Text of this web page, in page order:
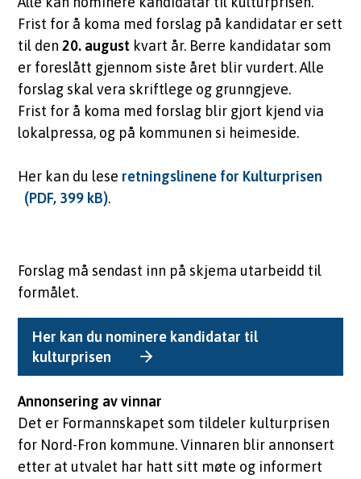
Frist for å koma med forslag på kandidatar er sett
til den20. august kvart år. Berre kandidatar som
er foreslått gjennom siste året blir vurdert. Alle
forslag skal vera skriftlege og grunngjeve.
Frist for å koma med forslag blir gjort kjend via
lokalpressa, og på kommunen si heimeside.
Her kan du leseretningslinene for Kulturprisen
(PDF, 399 kB).
Forslag må sendast inn på skjema utarbeidd til
formålet.
Her kan du nominere kandidatar til
kulturprisen
Annonsering av vinnar
Det er Formannskapet som tildeler kulturprisen
for Nord-Fron kommune. Vinnaren blir annonsert
etter at utvalet har hatt sitt møte og informert